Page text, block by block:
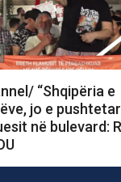
“Shqipëria e
jo e
në bulevard: